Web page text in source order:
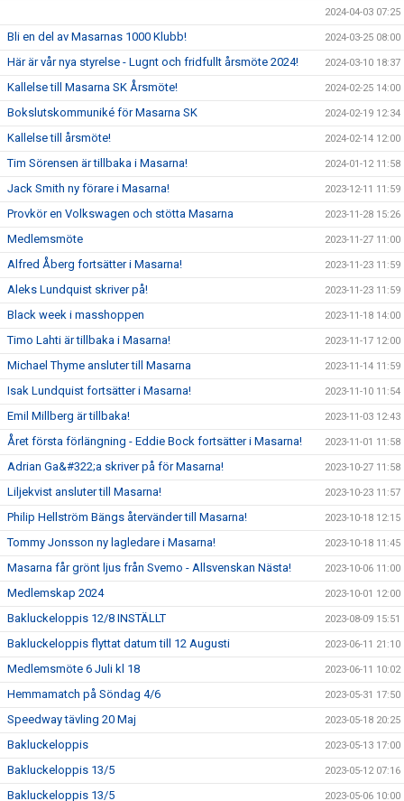
2024-04-03 07:25
Bli en del av Masarnas 1000 Klubb! 2024-03-25 08:00
Här är vår nya styrelse - Lugnt och fridfullt årsmöte 2024! 2024-03-10 18:37
Kallelse till Masarna SK Årsmöte! 2024-02-25 14:00
Bokslutskommuniké för Masarna SK 2024-02-19 12:34
Kallelse till årsmöte! 2024-02-14 12:00
Tim Sörensen är tillbaka i Masarna! 2024-01-12 11:58
Jack Smith ny förare i Masarna! 2023-12-11 11:59
Provkör en Volkswagen och stötta Masarna 2023-11-28 15:26
Medlemsmöte 2023-11-27 11:00
Alfred Åberg fortsätter i Masarna! 2023-11-23 11:59
Aleks Lundquist skriver på! 2023-11-23 11:59
Black week i masshoppen 2023-11-18 14:00
Timo Lahti är tillbaka i Masarna! 2023-11-17 12:00
Michael Thyme ansluter till Masarna 2023-11-14 11:59
Isak Lundquist fortsätter i Masarna! 2023-11-10 11:54
Emil Millberg är tillbaka! 2023-11-03 12:43
Året första förlängning - Eddie Bock fortsätter i Masarna! 2023-11-01 11:58
Adrian Ga&#322;a skriver på för Masarna! 2023-10-27 11:58
Liljekvist ansluter till Masarna! 2023-10-23 11:57
Philip Hellström Bängs återvänder till Masarna! 2023-10-18 12:15
Tommy Jonsson ny lagledare i Masarna! 2023-10-18 11:45
Masarna får grönt ljus från Svemo - Allsvenskan Nästa! 2023-10-06 11:00
Medlemskap 2024 2023-10-01 12:00
Bakluckeloppis 12/8 INSTÄLLT 2023-08-09 15:51
Bakluckeloppis flyttat datum till 12 Augusti 2023-06-11 21:10
Medlemsmöte 6 Juli kl 18 2023-06-11 10:02
Hemmamatch på Söndag 4/6 2023-05-31 17:50
Speedway tävling 20 Maj 2023-05-18 20:25
Bakluckeloppis 2023-05-13 17:00
Bakluckeloppis 13/5 2023-05-12 07:16
Bakluckeloppis 13/5 2023-05-06 10:00